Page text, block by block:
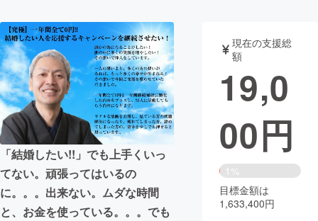
テクノロジー・ガジェット
映像・映画 書籍・雑誌
ビジネス・起業 チャレンジ
まちづくり・地域活性化
CAMPFIRE for Social Good
CAMPFIRE Creation
「結婚したい!!」でも上手くいっ
てない。頑張ってはいるの
に。。。出来ない。ムダな時間
と、お金を使っている。。。でも
現在の支援総
額
19,0
00円
1%
目標金額は
1,633,400円